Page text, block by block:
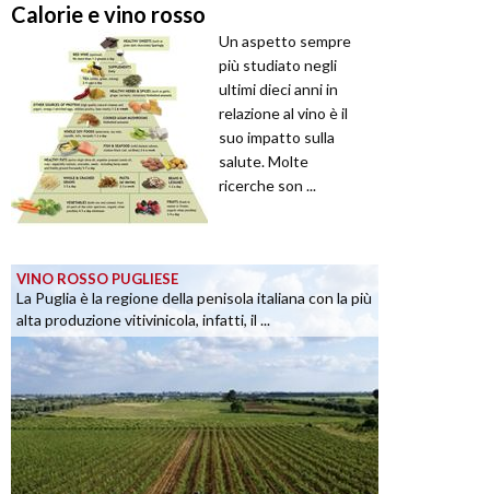
Calorie e vino rosso
Un aspetto sempre
più studiato negli
ultimi dieci anni in
relazione al vino è il
suo impatto sulla
salute. Molte
ricerche son ...
VINO ROSSO PUGLIESE
La Puglia è la regione della penisola italiana con la più
alta produzione vitivinicola, infatti, il ...